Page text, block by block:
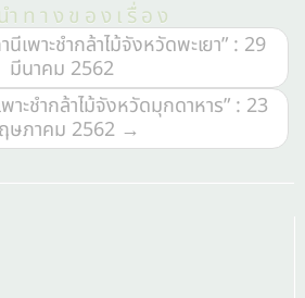
ำทางของเรื่อง
นีเพาะชำกล้าไม้จังหวัดพะเยา” : 29
มีนาคม 2562
าะชำกล้าไม้จังหวัดมุกดาหาร” : 23
ษภาคม 2562 →